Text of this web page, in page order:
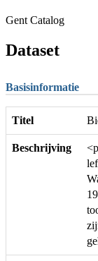
Gent Catalog
Dataset
Basisinformatie
Titel
Beschrijving